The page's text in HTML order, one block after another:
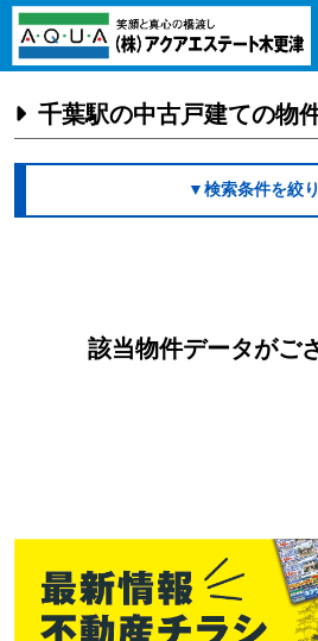
千葉駅の中古戸建ての物
▼検索条件を絞
該当物件データがご